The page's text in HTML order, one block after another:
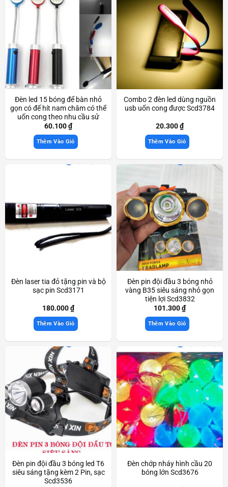
Đèn led 15 bóng để bàn nhỏ
gọn có đế hít nam châm có thể
uốn cong theo nhu cầu sử
dụng Scd3477
60.100₫
Thêm Vào Giỏ
Combo 2 đèn led dùng nguồn
usb uốn cong được Scd3784
20.300₫
Thêm Vào Giỏ
Đèn laser tia đỏ tặng pin và bộ
sạc pin Scd3171
180.000₫
Thêm Vào Giỏ
Đèn pin đội đầu 3 bóng nhỏ
vàng B35 siêu sáng nhỏ gọn
tiện lợi Scd3832
101.300₫
Thêm Vào Giỏ
Đèn pin đội đầu 3 bóng led T6
siêu sáng tặng kèm 2 Pin, sạc
Scd3536
Đèn chớp nháy hình cầu 20
bóng lớn Scd3676